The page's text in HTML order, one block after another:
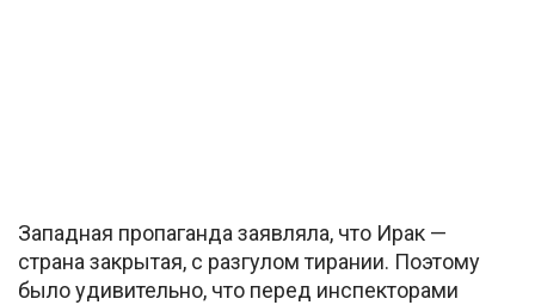
Западная пропаганда заявляла, что Ирак —
страна закрытая, с разгулом тирании. Поэтому
было удивительно, что перед инспекторами